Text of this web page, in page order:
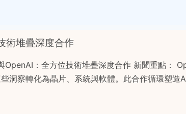
術堆疊深度合作
：全方位技術堆疊深度合作 新聞重點：
洞察轉化為晶片、系統與軟體。此合作循環塑造